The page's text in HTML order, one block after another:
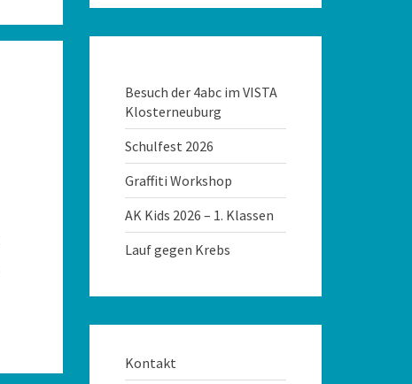
Besuch der 4abc im VISTA
Klosterneuburg
Schulfest 2026
Graffiti Workshop
AK Kids 2026 – 1. Klassen
Lauf gegen Krebs
Kontakt